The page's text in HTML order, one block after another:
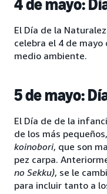
4 de mayo:
El Día de la
celebra el 4 de
medio ambiente.
5 de mayo:
El Día de de la
de los más
koinobori, que son
pez carpa.
no Sekku), se le
para incluir tanto a